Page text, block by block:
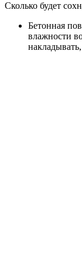
Сколько будет
Бетонная
влажности